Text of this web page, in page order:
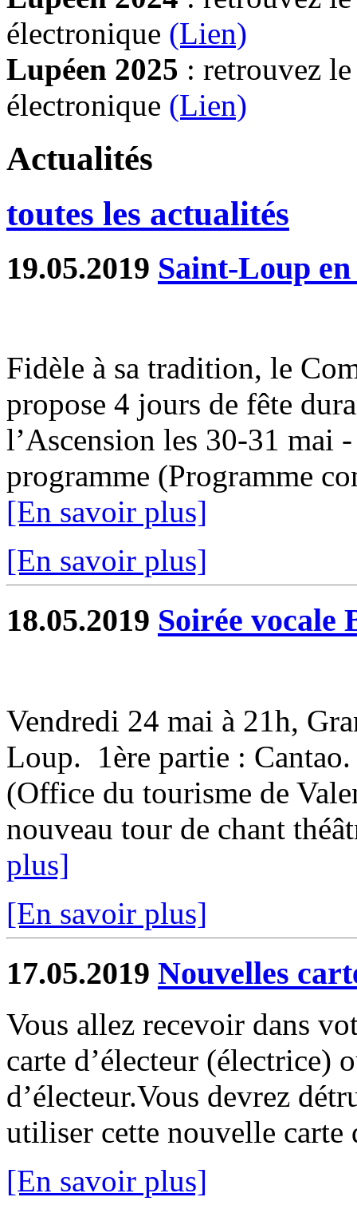
électronique (Lien)
Lupéen 2025 : retrouvez
électronique (Lien)
Actualités
toutes les actualités
19.05.2019 Saint-Loup en
Fidèle à sa tradition, le
propose 4 jours de fête
l’Ascension les 30-31 mai
programme (Programme
[En savoir plus]
[En savoir plus]
18.05.2019 Soirée vocale
Vendredi 24 mai à 21h,
Loup. 1ère partie :
(Office du tourisme de
nouveau tour de chant
plus]
[En savoir plus]
17.05.2019 Nouvelles
Vous allez recevoir dans
carte d’électeur
d’électeur.Vous devrez
utiliser cette nouvelle carte
[En savoir plus]